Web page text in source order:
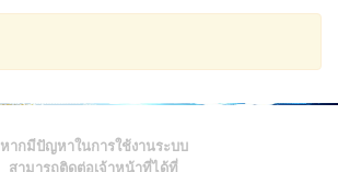
หากมีปัญหาในการใช้งานระบบ
สามารถติดต่อเจ้าหน้าที่ได้ที่